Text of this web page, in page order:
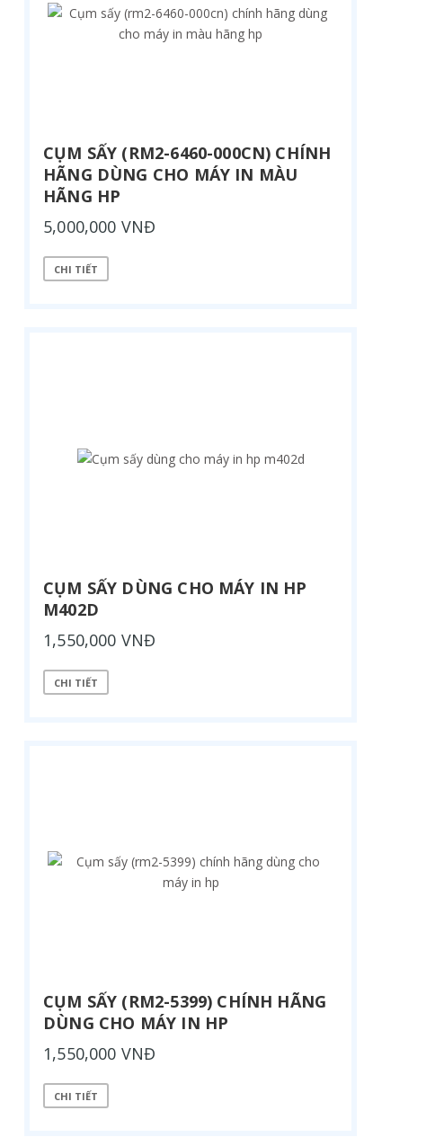
CỤM SẤY (RM2-6460-000CN) CHÍNH
HÃNG DÙNG CHO MÁY IN MÀU
HÃNG HP
5,000,000 VNĐ
CHI TIẾT
CỤM SẤY DÙNG CHO MÁY IN HP
M402D
1,550,000 VNĐ
CHI TIẾT
CỤM SẤY (RM2-5399) CHÍNH HÃNG
DÙNG CHO MÁY IN HP
1,550,000 VNĐ
CHI TIẾT